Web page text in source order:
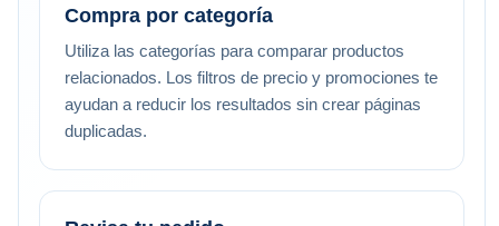
Compra por categoría
Utiliza las categorías para comparar productos
relacionados. Los filtros de precio y promociones te
ayudan a reducir los resultados sin crear páginas
duplicadas.